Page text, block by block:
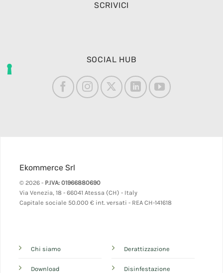
SCRIVICI
SOCIAL HUB
Ekommerce Srl
© 2026 - P.IVA: 01966880690
Via Venezia, 18 - 66041 Atessa (CH) - Italy
Capitale sociale 50.000 € int. versati - REA CH-141618
Chi siamo
Download
Derattizzazione
Disinfestazione